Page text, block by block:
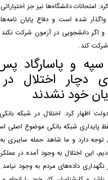
امتحانات دانشگاه‌ها نیز جز
واگذار شده است و دفاع پایان
و اگر دانشجویی در آزمون شرکت نکند
کند.
و پاسارگاد
دچار اختلال
خود نشدند
اظهار کرد: اختلال در شبکه
پایداری شبکه بانکی موضوع اصلی
دارد و ما شاهد حمله سایبری
این اختلال به وجود آمده در
نگهداری داده‌های مردم به وجود